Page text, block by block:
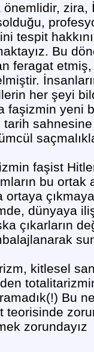
tespit
Bu
feragat
her şeyi
faşizmin yeni
tarih
faşist
bu ortak
ortaya
dünyaya
çıkarların
kitlesel
Bu
teorisinde
zorundayız